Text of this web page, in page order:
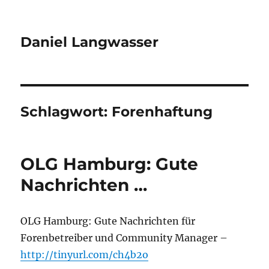
Daniel Langwasser
Schlagwort: Forenhaftung
OLG Hamburg: Gute
Nachrichten …
OLG Hamburg: Gute Nachrichten für
Forenbetreiber und Community Manager –
http://tinyurl.com/ch4b2o